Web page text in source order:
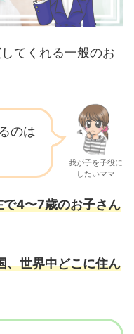
てくれる一般のお
のは
我が子を子役に
したいママ
4〜7歳のお子さん
、世界中どこに住ん